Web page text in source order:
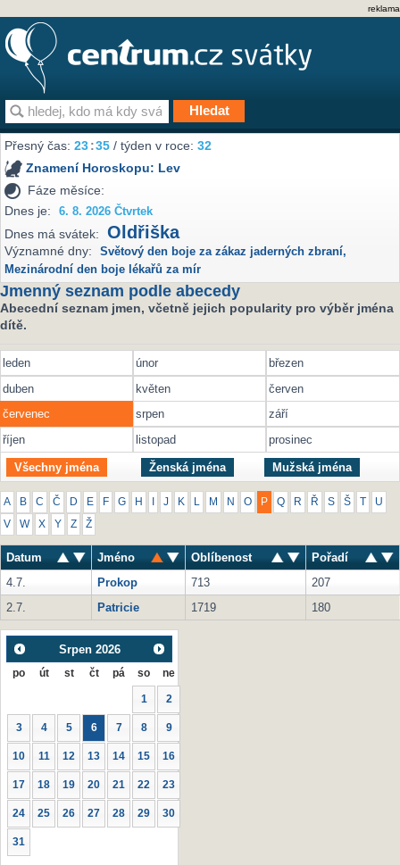
reklama
Přesný čas:23 35 / týden v roce:32
Znamení Horoskopu: Lev
Fáze měsíce:
Dnes je:
6. 8. 2026 Čtvrtek
Dnes má svátek: Oldřiška
Významné dny: Světový den boje za zákaz jaderných zbraní,
Mezinárodní den boje lékařů za mír
Jmenný seznam podle abecedy
Abecední seznam jmen, včetně jejich popularity pro výběr jména
dítě.
leden únor
březen
duben
květen
červen
červenec
srpen
září
říjen
listopad prosinec
Všechny jména Ženská jména Mužská jména
A B C Č D E F G H J K M N O P Q R Ř S Š U
V W X Y Z Ž
Datum Jméno Oblíbenost
Pořadí
4.7.
Prokop 713
207
2.7.
Patricie 1719 180
Srpen 2026
po út st čt pá so ne
1 2
3 4 5 6 7 8 9
10 11 12 13 14 15 16
17 18 19 20 21 22 23
24 25 26 27 28 29 30
31